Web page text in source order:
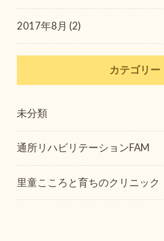
2017年8月 (2)
カテゴリー
未分類
通所リハビリテーションFAM
里童こころと育ちのクリニック